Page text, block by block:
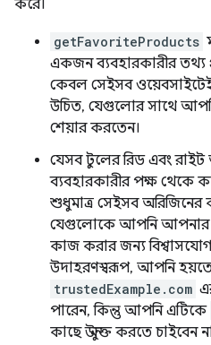
করে।
getFavoriteProducts
একজন ব্যবহারকারীর
কেবল সেইসব
উচিত, যেগুলোর সাথে
শেয়ার করতেন।
যেসব টুলের রিড এবং
ব্যবহারকারীর পক্ষ
শুধুমাত্র সেইসব অরিজিনের
যেগুলোকে আপনি আপনার
কাজ করার জন্য
উদাহরণস্বরূপ, আপনি
trustedExample.com
পারেন, কিন্তু আপনি এটিকে
কাছে উন্মুক্ত করতে চাইবেন